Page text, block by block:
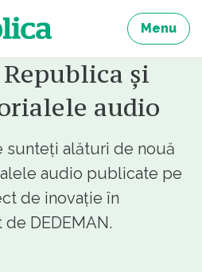
Menu
și
audio
sunteți alături de nouă
audio publicate pe
de inovație în
DEDEMAN.